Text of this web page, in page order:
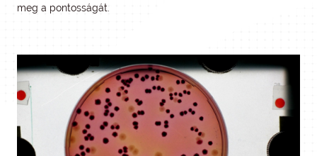
meg a pontosságát.